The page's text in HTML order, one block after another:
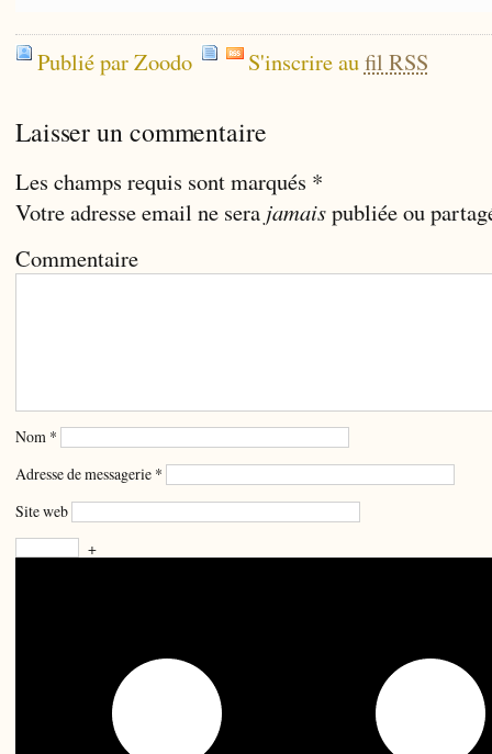
Publié par Zoodo S'inscrire aufil RSS
Laisser un commentaire
Les champs requis sont marqués *
Votre adresse email ne sera jamaispubliée ou
Commentaire
Nom *
Adresse de messagerie *
Site web
+